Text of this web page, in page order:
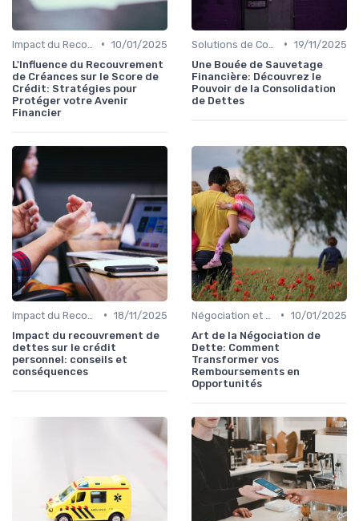
• 10/01/2025
L'Influence du Recouvrement
de Créances sur le Score de
Crédit: Stratégies pour
Protéger votre Avenir
Financier
• 19/11/2025
Une Bouée de Sauvetage
Financière: Découvrez le
Pouvoir de la Consolidation
de Dettes
• 18/11/2025
Impact du recouvrement de
dettes sur le crédit
personnel: conseils et
conséquences
• 10/01/2025
Art de la Négociation de
Dette: Comment
Transformer vos
Remboursements en
Opportunités